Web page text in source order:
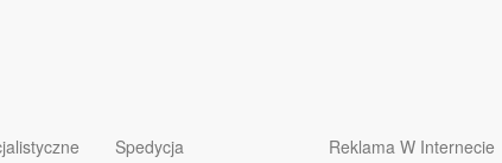
Spedycja
Reklama W Internecie